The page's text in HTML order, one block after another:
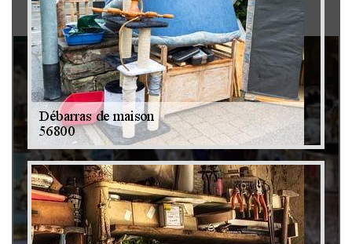
Débarras de grenier et cave 79